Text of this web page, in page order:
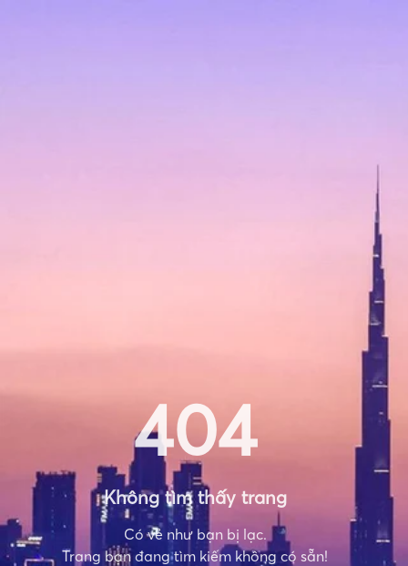
404
Không tìm thấy trang
Có vẻ như bạn bị lạc.
Trang bạn đang tìm kiếm không có sẵn!